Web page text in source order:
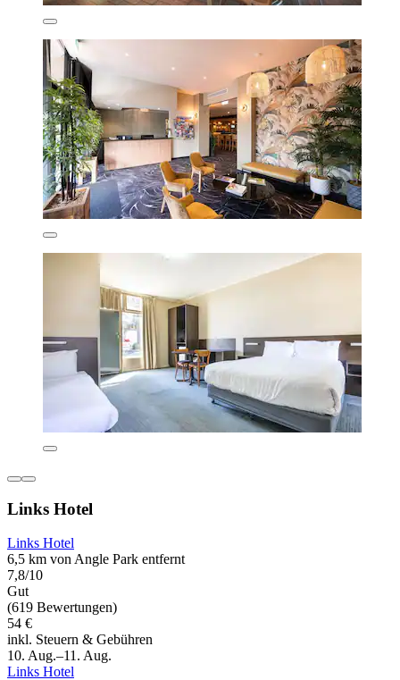
Links Hotel
Links Hotel
6,5 km von Angle Park entfernt
7,8/10
Gut
(619 Bewertungen)
54 €
inkl. Steuern & Gebühren
10. Aug.–11. Aug.
Links Hotel